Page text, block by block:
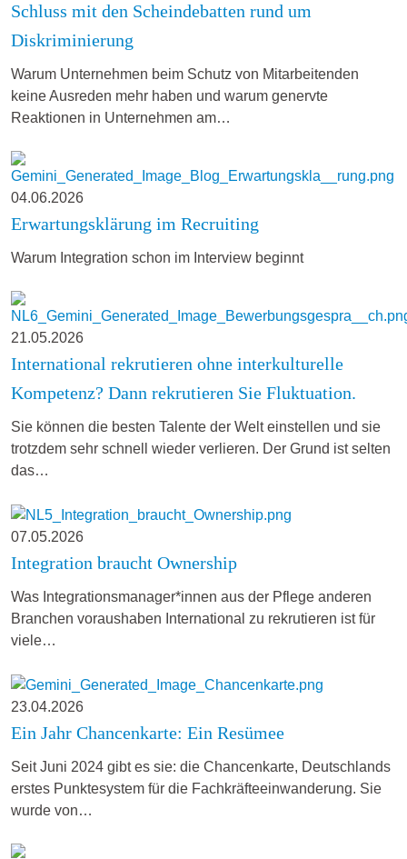
Schluss mit den Scheindebatten rund um
Diskriminierung
Warum Unternehmen beim Schutz von Mitarbeitenden
keine Ausreden mehr haben und warum genervte
Reaktionen in Unternehmen am…
04.06.2026
Erwartungsklärung im Recruiting
Warum Integration schon im Interview beginnt
21.05.2026
International rekrutieren ohne interkulturelle
Kompetenz? Dann rekrutieren Sie Fluktuation.
Sie können die besten Talente der Welt einstellen und sie
trotzdem sehr schnell wieder verlieren. Der Grund ist selten
das…
07.05.2026
Integration braucht Ownership
Was Integrationsmanager*innen aus der Pflege anderen
Branchen voraushaben International zu rekrutieren ist für
viele…
23.04.2026
Ein Jahr Chancenkarte: Ein Resümee
Seit Juni 2024 gibt es sie: die Chancenkarte, Deutschlands
erstes Punktesystem für die Fachkräfteeinwanderung. Sie
wurde von…